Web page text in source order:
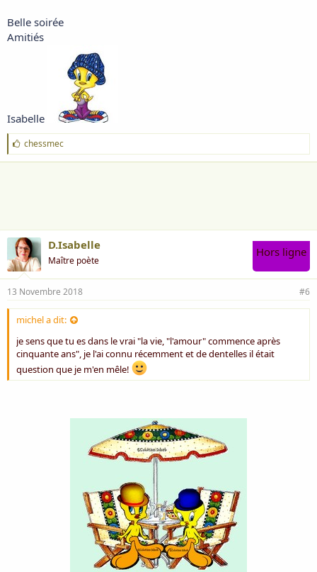
Belle soirée
Amitiés
Isabelle
J
'
a
chessmec
D.Isabelle
Maître poète
Hors ligne
13 Novembre 2018 #6
michel a dit:
je sens que tu es dans le vrai "la vie, "l'amour" commence après
cinquante ans", je l'ai connu récemment et de dentelles il était
question que je m'en mêle!